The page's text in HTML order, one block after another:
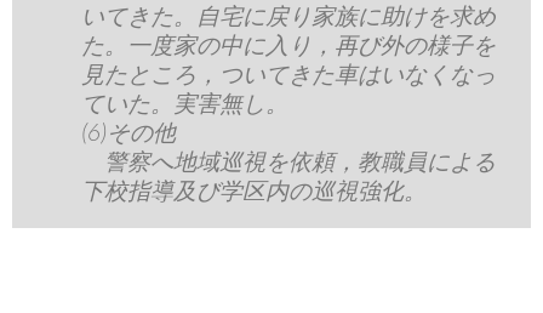
いてきた。自宅に戻り家族に助けを求め
た。一度家の中に入り，再び外の様子を
見たところ，ついてきた車はいなくなっ
ていた。実害無し。
(6)その他
警察へ地域巡視を依頼，教職員による
下校指導及び学区内の巡視強化。